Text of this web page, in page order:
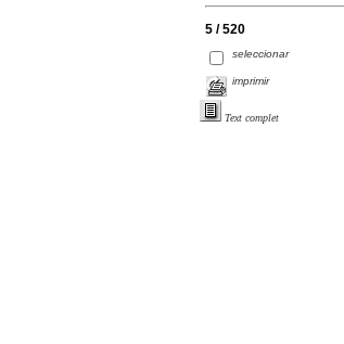
5 / 520
seleccionar
imprimir
Text complet